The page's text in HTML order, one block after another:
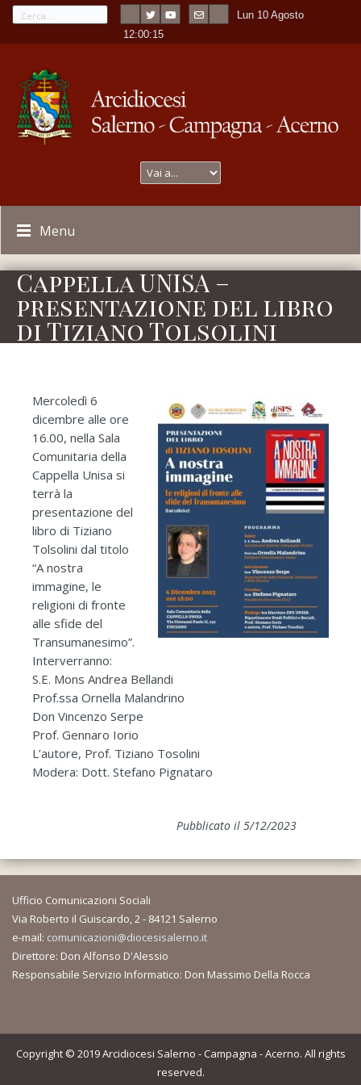
Lun 10 Agosto
12:00:15
Menu
Cappella UNISA –
presentazione del libro
di Tiziano Tolsolini
Mercoledì 6
dicembre alle ore
16.00, nella Sala
Comunitaria della
Cappella Unisa si
terrà la
presentazione del
libro di Tiziano
Tolsolini dal titolo
“A nostra
immagine, le
religioni di fronte
alle sfide del
Transumanesimo”.
Interverranno:
S.E. Mons Andrea Bellandi
Prof.ssa Ornella Malandrino
Don Vincenzo Serpe
Prof. Gennaro Iorio
L’autore, Prof. Tiziano Tosolini
Modera: Dott. Stefano Pignataro
Pubblicato il 5/12/2023
Ufficio Comunicazioni Sociali
Via Roberto il Guiscardo, 2 - 84121 Salerno
e-mail: comunicazioni@diocesisalerno.it
Direttore: Don Alfonso D'Alessio
Responsabile Servizio Informatico: Don Massimo Della Rocca
Copyright © 2019 Arcidiocesi Salerno - Campagna - Acerno. All rights
reserved.